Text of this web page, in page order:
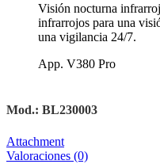
Visión nocturna
infrarrojos para una
una vigilancia 24/7.
App. V380 Pro
Mod.: BL230003
Attachment
Valoraciones (0)